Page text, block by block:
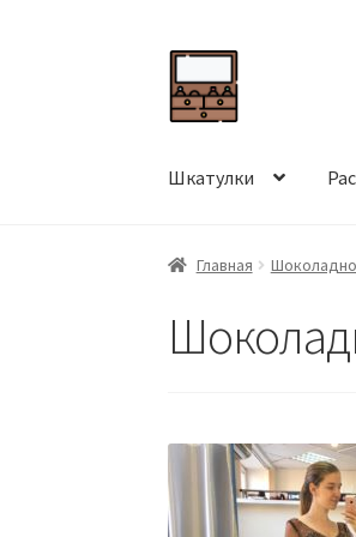
Перейти
к
навигации
Перейти
к
содержимому
Шкатулки
Главная